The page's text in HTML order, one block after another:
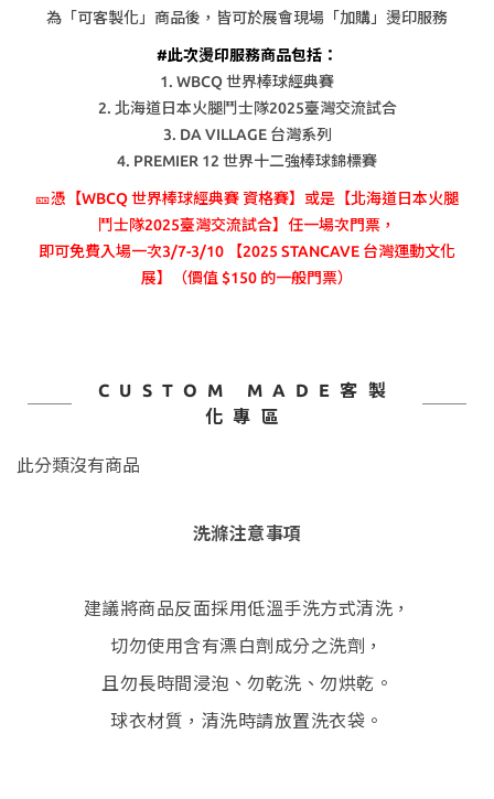
為「可客製化」商品後，皆可於展會現場「加購」燙印服務
#此次燙印服務商品包括：
1. WBCQ 世界棒球經典賽
2. 北海道日本火腿鬥士隊2025臺灣交流試合
3. DA VILLAGE 台灣系列
4. PREMIER 12 世界十二強棒球錦標賽
🎫憑【WBCQ 世界棒球經典賽 資格賽】或是【北海道日本火腿
鬥士隊2025臺灣交流試合】任一場次門票，
即可免費入場一次3/7-3/10 【2025 STANCAVE 台灣運動文化
展】（價值 $150 的一般門票）
CUSTOM MADE客製
化專區
此分類沒有商品
洗滌注意事項
建議將商品反面採用低溫手洗方式清洗，
切勿使用含有漂白劑成分之洗劑，
且勿長時間浸泡、勿乾洗、勿烘乾。
球衣材質，清洗時請放置洗衣袋。